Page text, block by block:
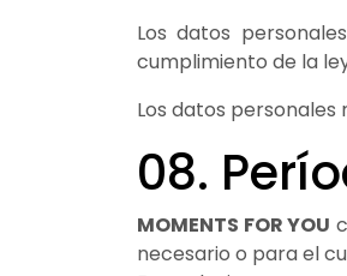
Los datos
cumplimiento de la
Los datos
08.
MOMENTS FOR YOU
necesario o para el